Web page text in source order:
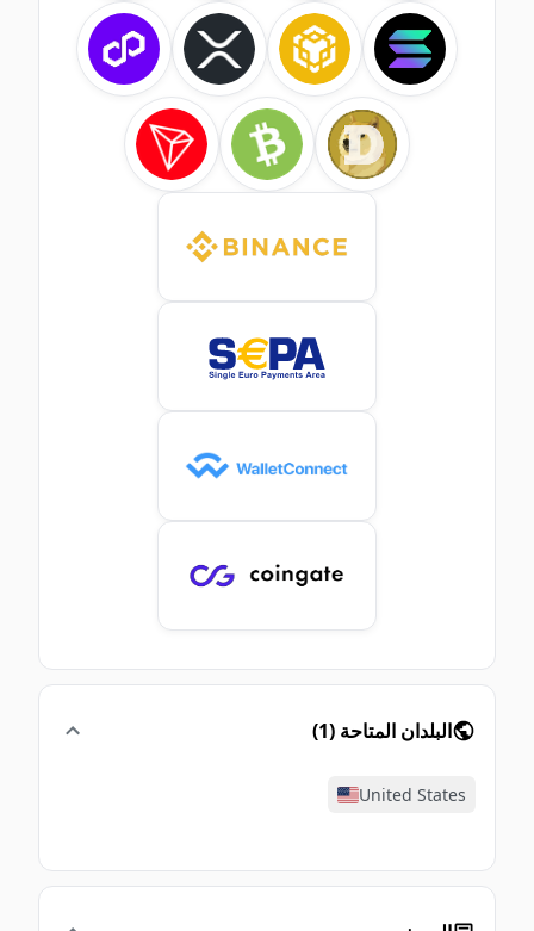
البلدان المتاحة(
1
)
United States